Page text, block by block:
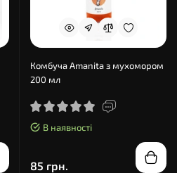
Комбуча Amanita з мухомором
200 мл
В наявності
85 грн.